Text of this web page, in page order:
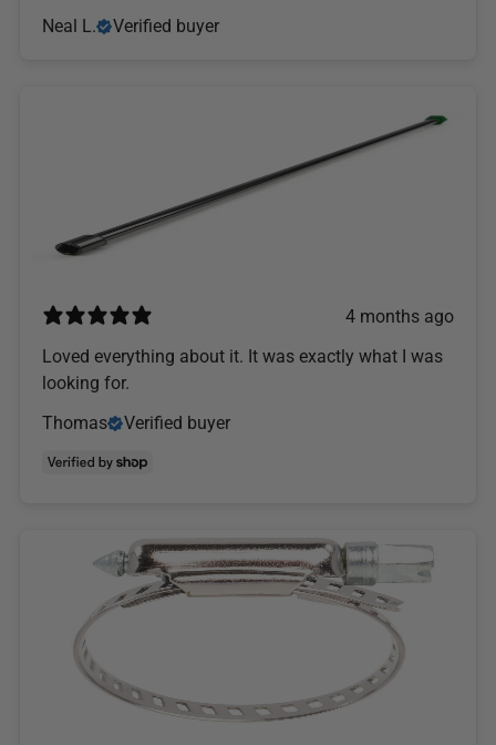
Neal L. Verified buyer
4 months ago
Loved everything about it. It was exactly what I was
looking for.
Thomas
Verified buyer